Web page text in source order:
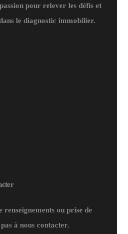
pour relever les défis et
le diagnostic immobilier.
renseignements ou prise de
à nous contacter.